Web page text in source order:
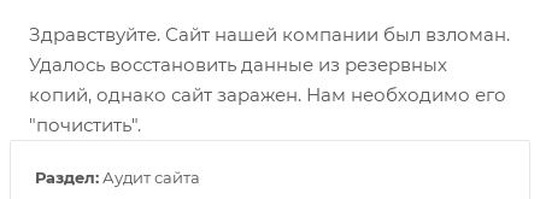
Здравствуйте. Сайт нашей компании был взломан.
Удалось восстановить данные из резервных
копий, однако сайт заражен. Нам необходимо его
"почистить".
Раздел: Аудит сайта